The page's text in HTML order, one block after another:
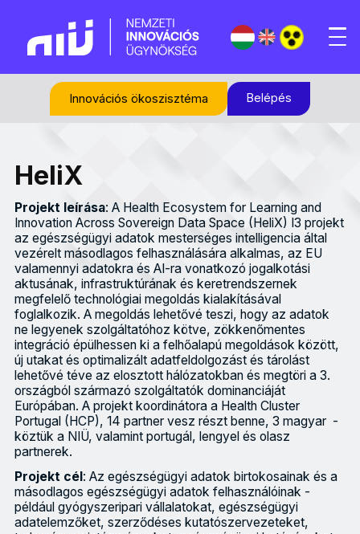
Innovációs ökoszisztéma Belépés
HeliX
Projekt leírása: A Health Ecosystem for Learning and
Innovation Across Sovereign Data Space (HeliX) I3 projekt
az egészségügyi adatok mesterséges intelligencia által
vezérelt másodlagos felhasználására alkalmas, az EU
valamennyi adatokra és AI-ra vonatkozó jogalkotási
aktusának, infrastruktúrának és keretrendszernek
megfelelő technológiai megoldás kialakításával
foglalkozik. A megoldás lehetővé teszi, hogy az adatok
ne legyenek szolgáltatóhoz kötve, zökkenőmentes
integráció épülhessen ki a felhőalapú megoldások között,
új utakat és optimalizált adatfeldolgozást és tárolást
lehetővé téve az elosztott hálózatokban és megtöri a 3.
országból származó szolgáltatók dominanciáját
Európában. A projekt koordinátora a Health Cluster
Portugal (HCP), 14 partner vesz részt benne, 3 magyar -
köztük a NIÜ, valamint portugál, lengyel és olasz
partnerek.
Projekt cél: Az egészségügyi adatok birtokosainak és a
másodlagos egészségügyi adatok felhasználóinak -
például gyógyszeripari vállalatokat, egészségügyi
adatelemzőket, szerződéses kutatószervezeteket,